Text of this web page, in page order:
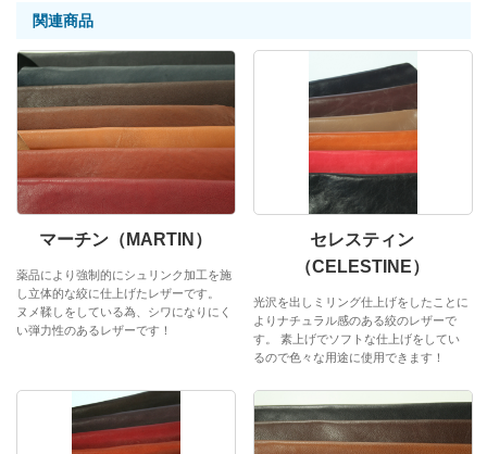
関連商品
マーチン（MARTIN）
薬品により強制的にシュリンク加工を施
し立体的な絞に仕上げたレザーです。
ヌメ鞣しをしている為、シワになりにく
い弾力性のあるレザーです！
セレスティン
（CELESTINE）
光沢を出しミリング仕上げをしたことに
よりナチュラル感のある絞のレザーで
す。 素上げでソフトな仕上げをしてい
るので色々な用途に使用できます！